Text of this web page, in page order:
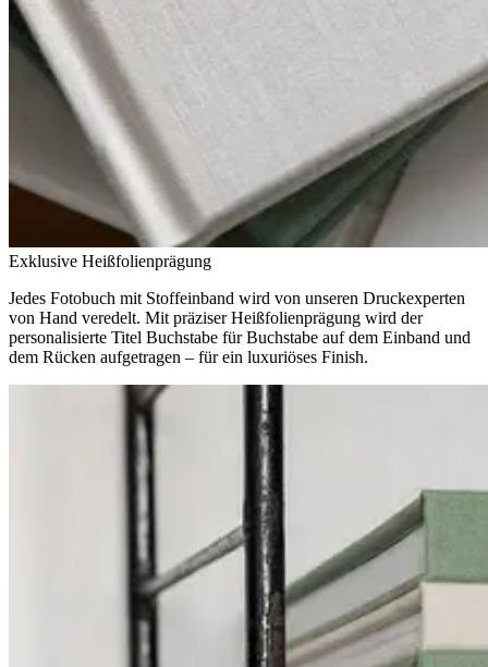
Exklusive Heißfolienprägung
Jedes Fotobuch mit Stoffeinband wird von unseren Druckexperten
von Hand veredelt. Mit präziser Heißfolienprägung wird der
personalisierte Titel Buchstabe für Buchstabe auf dem Einband und
dem Rücken aufgetragen – für ein luxuriöses Finish.